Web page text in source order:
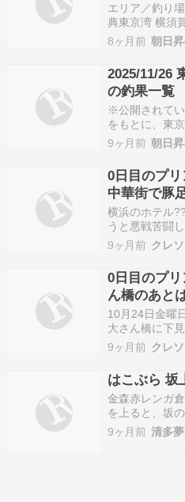
エリア／釣り
典東京湾 横須
ャスティング
安「吉野屋」
自作3本針仕
まってヒット
8ヶ月前
2025/11/26
の釣果一覧
※公開されて
をもとに、東
粋しています
ンク先の最新
店釣り場・エ
神奈川（管理
子店フィッ…
9ヶ月前
0日目のプ
中華街で豚
横浜のホテル
うと悪戦苦闘
ためにもおな
索????して中
と違う方向に
クルーズ旅④
9ヶ月前
0日目のプ
ん橋のあと
が倉庫へと
10月24日金曜
大さん橋に下
振り返りなが
旅③〜明日の
て』横浜の中
きっと…
9ヶ月前
はこぶら 坂
金森赤レンガ
を上ると、坂
坂の両側に疑
ックな風景と
9ヶ月前 清多